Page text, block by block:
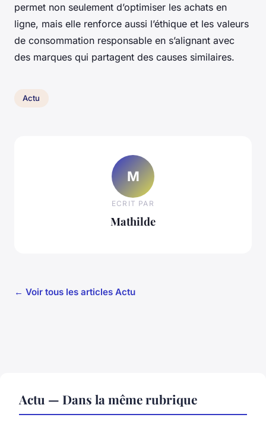
permet non seulement d’optimiser les achats en
ligne, mais elle renforce aussi l’éthique et les valeurs
de consommation responsable en s’alignant avec
des marques qui partagent des causes similaires.
Actu
M
ECRIT PAR
Mathilde
← Voir tous les articles Actu
Actu — Dans la même rubrique